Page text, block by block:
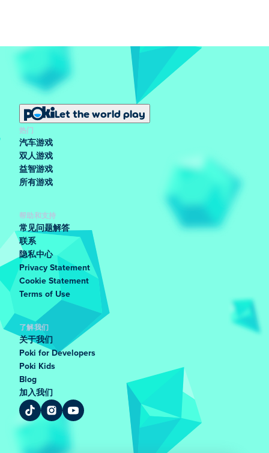
Let the world play
热门
汽车游戏
双人游戏
益智游戏
所有游戏
帮助和支持
常见问题解答
联系
隐私中心
Privacy Statement
Cookie Statement
Terms of Use
了解我们
关于我们
Poki for Developers
Poki Kids
Blog
加入我们